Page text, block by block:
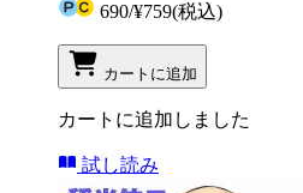
690/¥759(税込)
カートに追加
カートに追加しました
試し読み